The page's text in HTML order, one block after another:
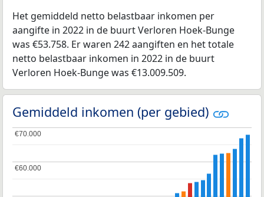
Het gemiddeld netto belastbaar inkomen per
aangifte in 2022 in de buurt Verloren Hoek-Bunge
was €53.758. Er waren 242 aangiften en het totale
netto belastbaar inkomen in 2022 in de buurt
Verloren Hoek-Bunge was €13.009.509.
Gemiddeld inkomen (per gebied)
€60.000
€60.000
€70.000
€70.000